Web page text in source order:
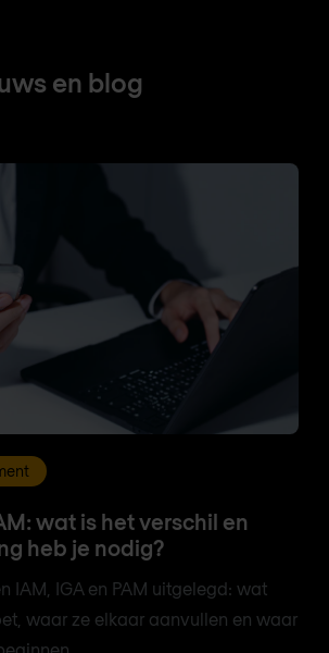
en blog
wat is het verschil en
heb je nodig?
IAM, IGA en PAM uitgelegd: wat
waar ze elkaar aanvullen en waar